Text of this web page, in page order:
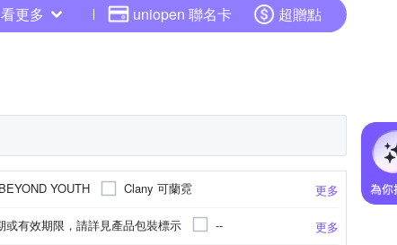
看更多 uniopen 聯名卡 超贈點
更多
BEYOND YOUTH
Clany 可蘭霓
森田藥粧
DR.WU 達爾膚
更多
或有效期限，請詳見產品包裝標示
--